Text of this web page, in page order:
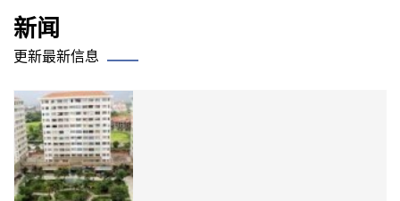
新闻
更新最新信息